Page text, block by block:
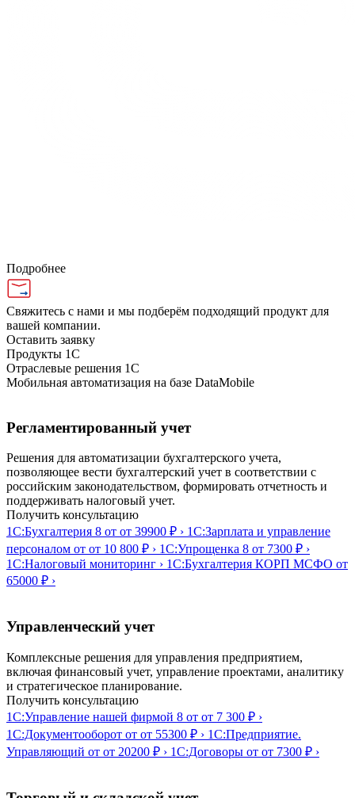
Подробнее
Свяжитесь с нами и мы подберём подходящий продукт для
вашей компании.
Оставить заявку
Продукты 1С
Отраслевые решения 1C
Мобильная автоматизация на базе DataMobile
Регламентированный учет
Решения для автоматизации бухгалтерского учета,
позволяющее вести бухгалтерский учет в соответствии с
российским законодательством, формировать отчетность и
поддерживать налоговый учет.
Получить консультацию
1С:Бухгалтерия 8 от от 39900 ₽ › 1С:Зарплата и управление
персоналом от от 10 800 ₽ › 1С:Упрощенка 8 от 7300 ₽ ›
1С:Налоговый мониторинг › 1С:Бухгалтерия КОРП МСФО от
65000 ₽ ›
Управленческий учет
Комплексные решения для управления предприятием,
включая финансовый учет, управление проектами, аналитику
и стратегическое планирование.
Получить консультацию
1С:Управление нашей фирмой 8 от от 7 300 ₽ ›
1С:Документооборот от от 55300 ₽ › 1С:Предприятие.
Управляющий от от 20200 ₽ › 1С:Договоры от от 7300 ₽ ›